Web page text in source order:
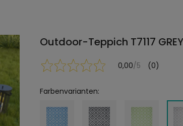
Outdoor-Teppich T7117
0,00/5 (0)
Farbenvarianten: